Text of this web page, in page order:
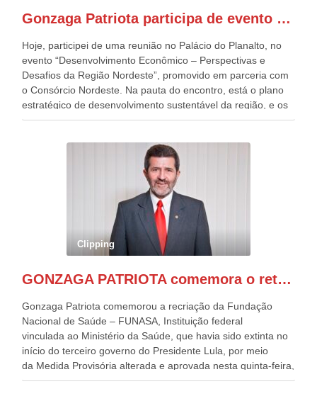
Patriota.
Gonzaga Patriota participa de evento em prol do desenvolvimento do Nordeste
Hoje, participei de uma reunião no Palácio do Planalto, no
evento “Desenvolvimento Econômico – Perspectivas e
Desafios da Região Nordeste”, promovido em parceria com
o Consórcio Nordeste. Na pauta do encontro, está o plano
estratégico de desenvolvimento sustentável da região, e os
desafios para a elaboração de políticas públicas, que
evento contou com a presença do Vice-presidente Geraldo
Alckmin, que também ocupa o Ministério do
Desenvolvimento, Indústria, Comércio e Serviços, o ex
governador de Pernambuco, agora Presidente do Banco do
Nordeste, Paulo Câmara, o ex Deputado Federal, e
atualmente Superintendente da SUDENE, Danilo Cabral, da
Governadora de Pernambuco, Raquel Lyra, os ministros da
Casa Civil, Rui Costa, e da Integração e do Desenvolvimento
de todo Nordeste que também ajudam a fomentar o
Clipping
GONZAGA PATRIOTA comemora o retorno da FUNASA
Gonzaga Patriota comemorou a recriação da Fundação
Nacional de Saúde – FUNASA, Instituição federal
vinculada ao Ministério da Saúde, que havia sido extinta no
início do terceiro governo do Presidente Lula, por meio
da Medida Provisória alterada e aprovada nesta quinta-feira,
pelo Congresso Nacional. Gonzaga Patriota disse hoje em